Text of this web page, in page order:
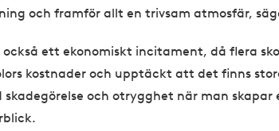
och framför allt en trivsam atmosfär,
också ett ekonomiskt incitament, då flera
kostnader och upptäckt att det finns
skadegörelse och otrygghet när man skapar